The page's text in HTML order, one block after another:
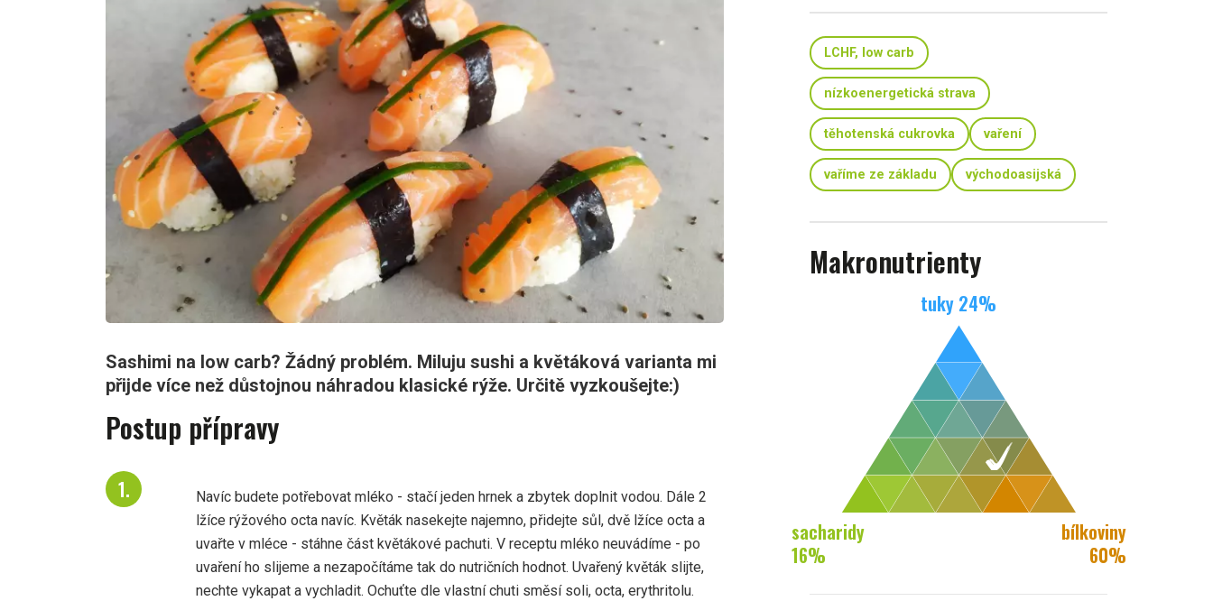
Sashimi na low carb? Žádný problém. Miluju sushi a květáková varianta mi
přijde více než důstojnou náhradou klasické rýže. Určitě vyzkoušejte:)
Postup přípravy
Navíc budete potřebovat mléko - stačí jeden hrnek a zbytek doplnit vodou. Dále 2
lžíce rýžového octa navíc. Květák nasekejte najemno, přidejte sůl, dvě lžíce octa a
uvařte v mléce - stáhne část květákové pachuti. V receptu mléko neuvádíme - po
uvaření ho slijeme a nezapočítáme tak do nutričních hodnot. Uvařený květák slijte,
nechte vykapat a vychladit. Ochuťte dle vlastní chuti směsí soli, octa, erythritolu.
LCHF, low carb
nízkoenergetická strava
těhotenská cukrovka vaření
vaříme ze základu východoasijská
Makronutrienty
tuky 24%
sacharidy
16%
bílkoviny
60%